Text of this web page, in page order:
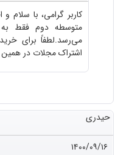
اشتراک مجلات در همین
حیدری
۱۴۰۰/۰۹/۱۶